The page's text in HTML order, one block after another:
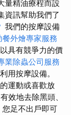
量精油療程而設
資訊幫助我們了
我們的按摩設備
餐外燴專家服務
具有競爭力的價
業除蟲公司服務
用按摩設備。
運動或喜歡放
效地去除黑頭、
足不出戶即可